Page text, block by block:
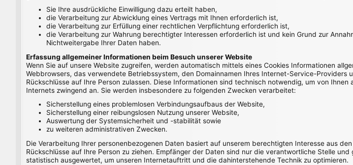
Sie Ihre ausdrückliche Einwilligung dazu erteilt haben,
die Verarbeitung zur Abwicklung eines Vertrags mit Ihnen erforderlich ist,
die Verarbeitung zur Erfüllung einer rechtlichen Verpflichtung erforderlich ist,
die Verarbeitung zur Wahrung berechtigter Interessen erforderlich ist und kein Grund zur
Nichtweitergabe Ihrer Daten haben.
Erfassung allgemeiner Informationen beim Besuch unserer Website
Wenn Sie auf unsere Website zugreifen, werden automatisch mittels eines Cookies Informationen
Webbrowsers, das verwendete Betriebssystem, den Domainnamen Ihres Internet-Service-
Rückschlüsse auf Ihre Person zulassen. Diese Informationen sind technisch notwendig, um von
Internets zwingend an. Sie werden insbesondere zu folgenden Zwecken verarbeitet:
Sicherstellung eines problemlosen Verbindungsaufbaus der Website,
Sicherstellung einer reibungslosen Nutzung unserer Website,
Auswertung der Systemsicherheit und -stabilität sowie
zu weiteren administrativen Zwecken.
Die Verarbeitung Ihrer personenbezogenen Daten basiert auf unserem berechtigten Interesse aus
Rückschlüsse auf Ihre Person zu ziehen. Empfänger der Daten sind nur die verantwortliche Stelle
statistisch ausgewertet, um unseren Internetauftritt und die dahinterstehende Technik zu optimieren.